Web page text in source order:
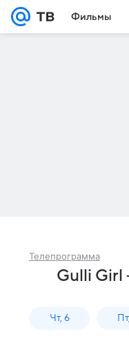
Фильмы
Телепрограмма
Gulli Girl
Чт, 6